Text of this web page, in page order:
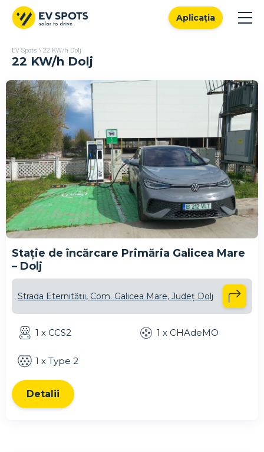
Aplicația
EV Spots \ 22 KW/h Dolj
22 KW/h Dolj
Stație de încărcare Primăria Galicea Mare
– Dolj
Strada Eternității, Com. Galicea Mare, Județ Dolj
1 x CCS2 1 x CHAdeMO
1 x Type 2
Detalii